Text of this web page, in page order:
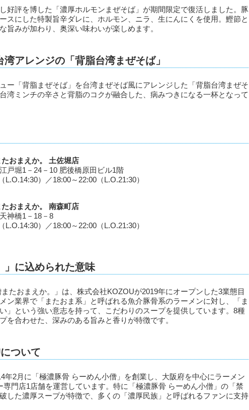
好評を博した「濃厚ホルモンまぜそば」が期間限定で復活しました。豚
スにした特製旨辛ダレに、ホルモン、ニラ、生にんにくを使用。鰹節と
旨みが加わり、奥深い味わいが楽しめます。
アレンジの「背脂台湾まぜそば」
ー「背脂まぜそば」を台湾まぜそば風にアレンジした「背脂台湾まぜそ
湾ミンチの辛さと背脂のコクが融合した、病みつきになる一杯となって
おまえか。 土佐堀店
戸堀1－24－10 肥後橋原田ビル1階
L.O.14:30）／18:00～22:00（L.O.21:30）
おまえか。 南森町店
神橋1－18－8
L.O.14:30）／18:00～22:00（L.O.21:30）
」に込められた意味
またおまえか。」は、株式会社KOZOUが2019年にオープンした3業態目
ン業界で「またおま系」と呼ばれる魚介豚骨系のラーメンに対し、「ま
」という強い意志を持って、こだわりのスープを提供しています。8種
を合わせた、深みのある旨みと香りが特徴です。
ついて
年2月に「極濃豚骨 らーめん小僧」を創業し、大阪府を中心にラーメン
専門店1店舗を運営しています。特に「極濃豚骨 らーめん小僧」の「禁
した濃厚スープが特徴で、多くの「濃厚民族」と呼ばれるファンに支持